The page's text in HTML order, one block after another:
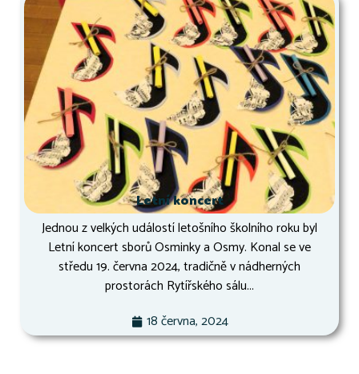
Letní koncert
Jednou z velkých událostí letošního školního roku byl
Letní koncert sborů Osminky a Osmy. Konal se ve
středu 19. června 2024, tradičně v nádherných
prostorách Rytířského sálu...
18 června, 2024